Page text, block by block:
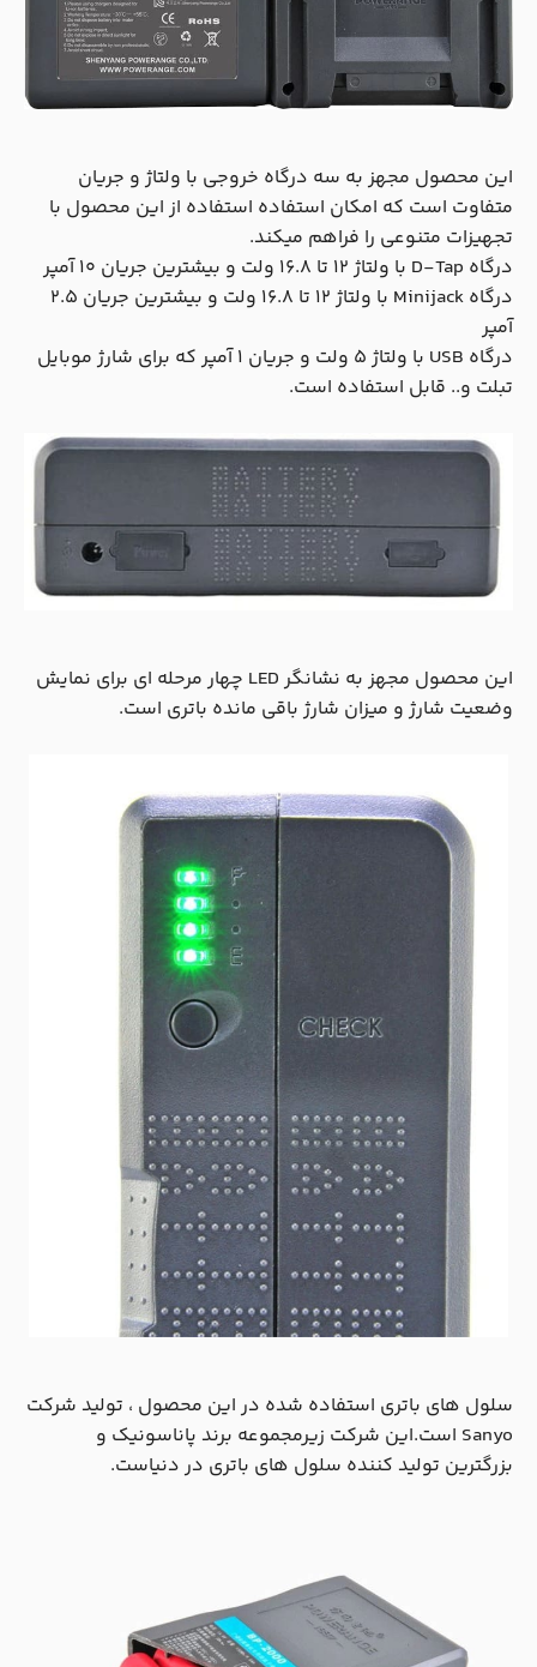
این محصول مجهز به سه درگاه خروجی با ولتاژ و جریان
متفاوت است که امکان استفاده استفاده از این محصول با
تجهیزات متنوعی را فراهم میکند.
درگاه D-Tap با ولتاژ 12 تا 16.8 ولت و بیشترین جریان 10 آمپر
درگاه Minijack با ولتاژ 12 تا 16.8 ولت و بیشترین جریان 2.5
آمپر
درگاه USB با ولتاژ 5 ولت و جریان 1 آمپر که برای شارژ موبایل
تبلت و.. قابل استفاده است.
این محصول مجهز به نشانگر LED چهار مرحله ای برای نمایش
وضعیت شارژ و میزان شارژ باقی مانده باتری است.
سلول های باتری استفاده شده در این محصول ، تولید شرکت
Sanyo است.این شرکت زیرمجموعه برند پاناسونیک و
بزرگترین تولید کننده سلول های باتری در دنیاست.